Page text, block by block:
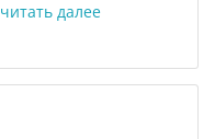
читать далее